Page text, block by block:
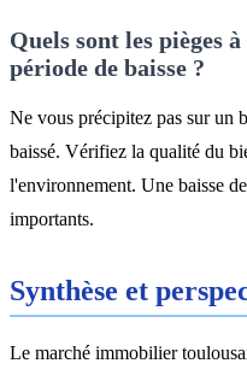
Quels sont les pièges
période de baisse ?
Ne vous précipitez pas sur un
baissé. Vérifiez la qualité du
l'environnement. Une baisse
importants.
Synthèse et
Le marché immobilier